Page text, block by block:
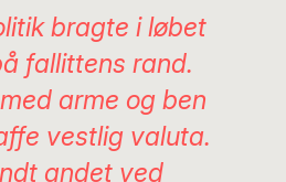
bragte i løbet
fallittens rand.
arme og ben
vestlig valuta.
andet ved